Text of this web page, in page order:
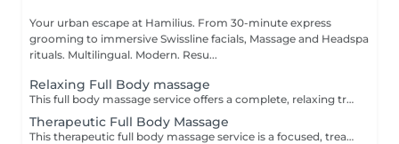
Your urban escape at Hamilius. From 30-minute express
grooming to immersive Swissline facials, Massage and Headspa
rituals. Multilingual. Modern. Resu...
Relaxing Full Body massage
This full body massage service offers a complete, relaxing treatment designed to work on the entire body- neck, shoulders, back, arms, hands, legs, feet. It uses flowing, medium pressure techniques to release muscular tension, improve flexibility, and promote deep relaxation, making it ideal for stress relief, everyday aches, or simply restoring balance after a busy week.
Therapeutic Full Body Massage
This therapeutic full body massage service is a focused, treatment oriented session that addresses specific muscle tension, postural imbalances, and chronic pain patterns across the entire body. Using deeper, targeted techniques such as myofascial release, triggerpoint work, and crossfiber stretching, it aims to correct muscular restrictions, improve joint mobility, and restore functional movement, making it ideal for people with recurring discomfort or active lifestyles. Key benefits: Relieves chronic muscle tension and pain, especially in the neck, shoulders, back, hips, and legs, by working on deep tissue and trigger points. Improves posture and joint mobility by releasing tight muscles and fascia, helping the body move more freely and with less strain. Supports injury recovery and performance by reducing muscle stiffness, improving circulation, and shortening recovery time after physical activity.